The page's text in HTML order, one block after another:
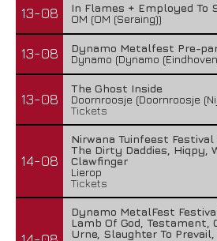
13-08
In Flames + Employed To
OM (OM (Seraing))
13-08
Dynamo Metalfest Pre-
Dynamo (Dynamo
13-08
The Ghost Inside
Doornroosje (Doornroosje
Tickets
14-08
Nirwana Tuinfeest Festival
The Dirty Daddies, Hiqpy,
Clawfinger
Lierop
Tickets
Dynamo MetalFest
Lamb Of God, Testament,
Urne, Slaughter To